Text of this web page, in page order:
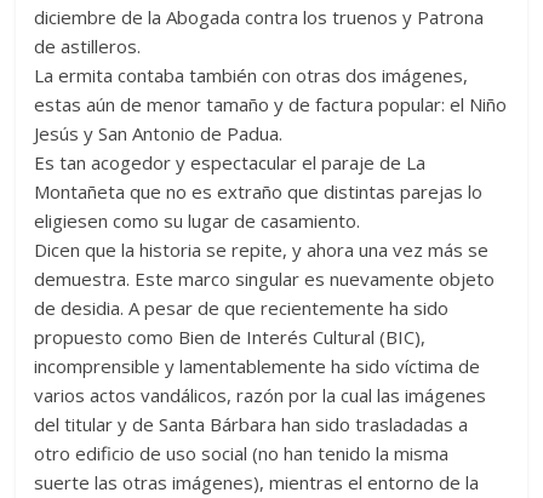
diciembre de la Abogada contra los truenos y Patrona
de astilleros.
La ermita contaba también con otras dos imágenes,
estas aún de menor tamaño y de factura popular: el Niño
Jesús y San Antonio de Padua.
Es tan acogedor y espectacular el paraje de La
Montañeta que no es extraño que distintas parejas lo
eligiesen como su lugar de casamiento.
Dicen que la historia se repite, y ahora una vez más se
demuestra. Este marco singular es nuevamente objeto
de desidia. A pesar de que recientemente ha sido
propuesto como Bien de Interés Cultural (BIC),
incomprensible y lamentablemente ha sido víctima de
varios actos vandálicos, razón por la cual las imágenes
del titular y de Santa Bárbara han sido trasladadas a
otro edificio de uso social (no han tenido la misma
suerte las otras imágenes), mientras el entorno de la